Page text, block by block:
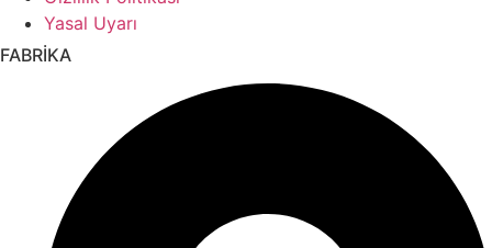
Yasal Uyarı
FABRİKA